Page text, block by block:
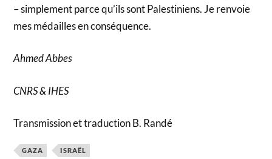
– simplement parce qu’ils sont Palestiniens. Je renvoie
mes médailles en conséquence.
Ahmed Abbes
CNRS & IHES
Transmission et traduction B. Randé
GAZA ISRAËL